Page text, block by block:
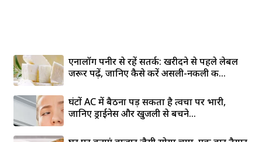
एनालॉग पनीर से रहें सतर्क: खरीदने से पहले लेबल
जरूर पढ़ें, जानिए कैसे करें असली-नकली की...
घंटों AC में बैठना पड़ सकता है त्वचा पर भारी,
जानिए ड्राईनेस और खुजली से बचने...